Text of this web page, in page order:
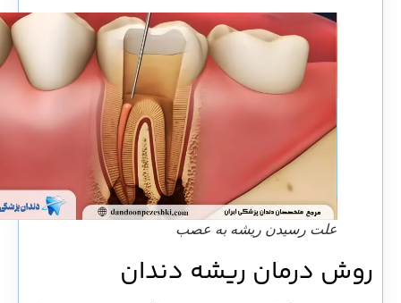
علت رسیدن ریشه به عصب
روش درمان ریشه دندان